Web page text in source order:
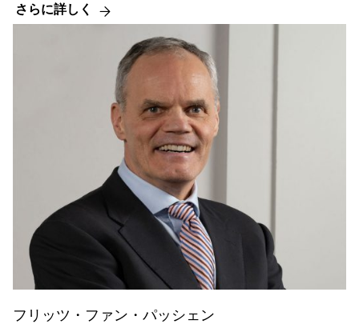
さらに詳しく
フリッツ・ファン・パッシェン